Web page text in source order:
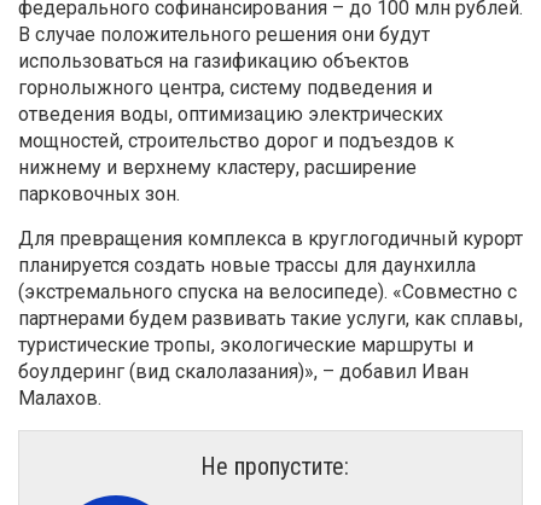
федерального софинансирования – до 100 млн рублей.
В случае положительного решения они будут
использоваться на газификацию объектов
горнолыжного центра, систему подведения и
отведения воды, оптимизацию электрических
мощностей, строительство дорог и подъездов к
нижнему и верхнему кластеру, расширение
парковочных зон.
Для превращения комплекса в круглогодичный курорт
планируется создать новые трассы для даунхилла
(экстремального спуска на велосипеде). «Совместно с
партнерами будем развивать такие услуги, как сплавы,
туристические тропы, экологические маршруты и
боулдеринг (вид скалолазания)», – добавил Иван
Малахов.
Не пропустите: